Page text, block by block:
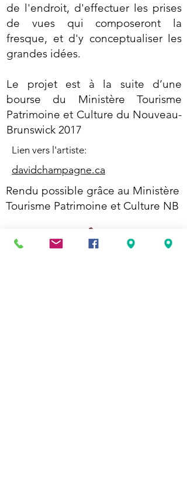
de l'endroit, d'effectuer les prises
de vues qui composeront la
fresque, et d'y conceptualiser les
grandes idées.
Le projet est à la suite d’une
bourse du Ministère Tourisme
Patrimoine et Culture du Nouveau-
Brunswick 2017
Lien vers l'artiste:
davidchampagne.ca
Rendu possible grâce au Ministère
Tourisme Patrimoine et Culture NB